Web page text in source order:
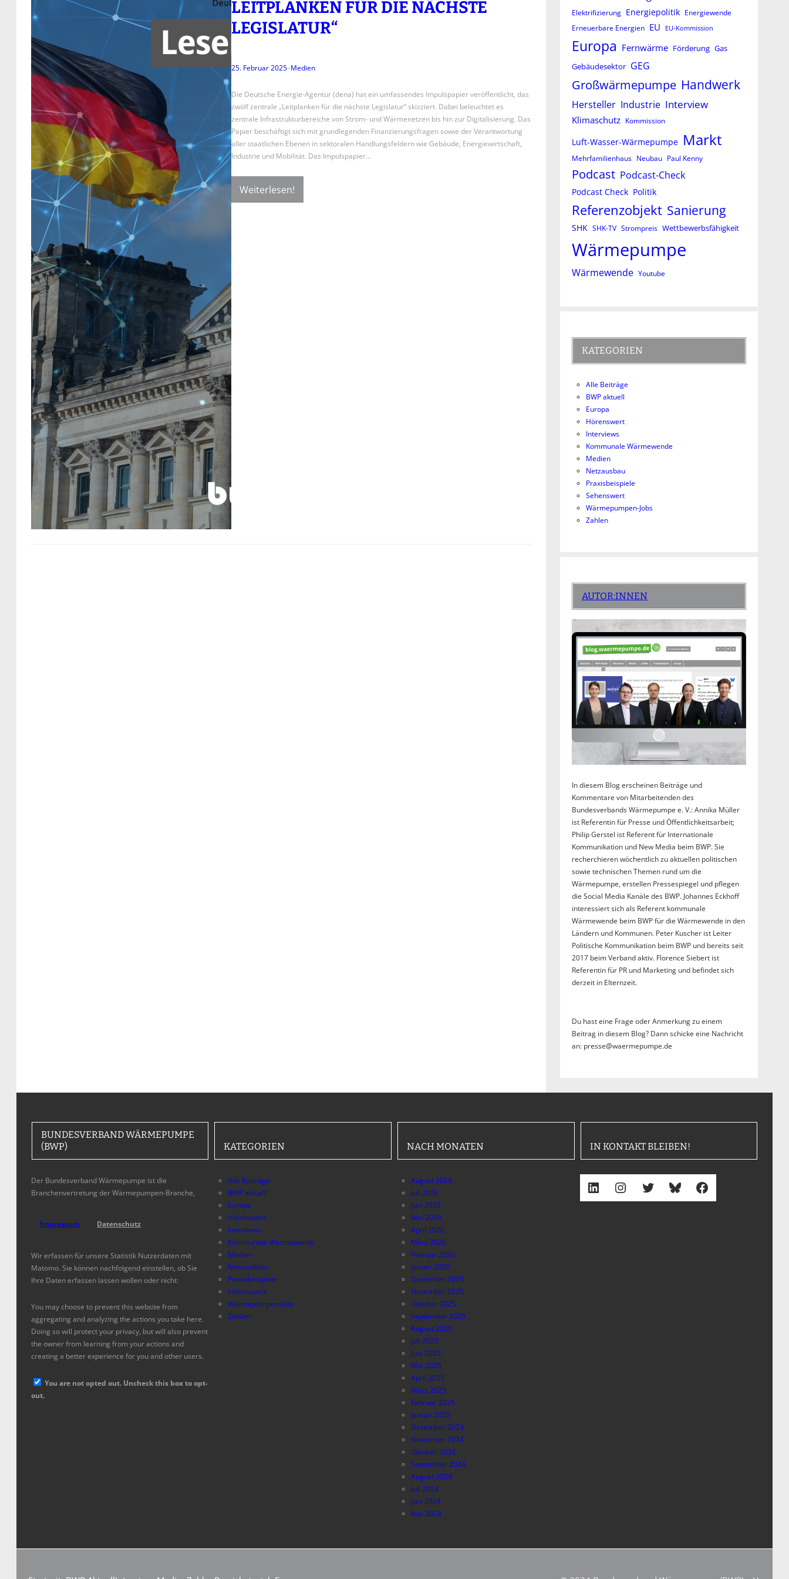
LEITPLANKEN FÜR DIE NÄCHSTE
LEGISLATUR“
25. Februar 2025–Medien
Die Deutsche Energie-Agentur (dena) hat ein umfassendes Impulspapier veröffentlicht, das
zwölf zentrale „Leitplanken für die nächste Legislatur“ skizziert. Dabei beleuchtet es
zentrale Infrastrukturbereiche von Strom- und Wärmenetzen bis hin zur Digitalisierung. Das
Papier beschäftigt sich mit grundlegenden Finanzierungsfragen sowie der Verantwortung
aller staatlichen Ebenen in sektoralen Handlungsfeldern wie Gebäude, Energiewirtschaft,
Industrie und Mobilität. Das Impulspapier…
Weiterlesen!
Elektrifizierung Energiepolitik Energiewende
Erneuerbare Energien EU EU-Kommission
Europa Fernwärme Förderung Gas
Gebäudesektor GEG
Großwärmepumpe Handwerk
Hersteller Industrie Interview
Klimaschutz Kommission
Luft-Wasser-Wärmepumpe Markt
Mehrfamilienhaus Neubau Paul Kenny
Podcast Podcast-Check
Podcast Check Politik
Referenzobjekt Sanierung
SHK SHK-TV Strompreis Wettbewerbsfähigkeit
Wärmepumpe
Wärmewende Youtube
KATEGORIEN
Alle Beiträge
BWP aktuell
Europa
Hörenswert
Interviews
Kommunale Wärmewende
Medien
Netzausbau
Praxisbeispiele
Sehenswert
Wärmepumpen-Jobs
Zahlen
AUTOR:INNEN
In diesem Blog erscheinen Beiträge und
Kommentare von Mitarbeitenden des
Bundesverbands Wärmepumpe e. V.: Annika Müller
ist Referentin für Presse und Öffentlichkeitsarbeit;
Philip Gerstel ist Referent für Internationale
Kommunikation und New Media beim BWP. Sie
recherchieren wöchentlich zu aktuellen politischen
sowie technischen Themen rund um die
Wärmepumpe, erstellen Pressespiegel und pflegen
die Social Media Kanäle des BWP. Johannes Eckhoff
interessiert sich als Referent kommunale
Wärmewende beim BWP für die Wärmewende in den
Ländern und Kommunen. Peter Kuscher ist Leiter
Politische Kommunikation beim BWP und bereits seit
2017 beim Verband aktiv. Florence Siebert ist
Referentin für PR und Marketing und befindet sich
derzeit in Elternzeit.
Du hast eine Frage oder Anmerkung zu einem
Beitrag in diesem Blog? Dann schicke eine Nachricht
an: presse@waermepumpe.de
BUNDESVERBAND WÄRMEPUMPE
(BWP)
Der Bundesverband Wärmepumpe ist die
Branchenvertretung der Wärmepumpen-Branche,
Impressum Datenschutz
Wir erfassen für unsere Statistik Nutzerdaten mit
Matomo. Sie können nachfolgend einstellen, ob Sie
Ihre Daten erfassen lassen wollen oder nicht:
You may choose to prevent this website from
aggregating and analyzing the actions you take here.
Doing so will protect your privacy, but will also prevent
the owner from learning from your actions and
creating a better experience for you and other users.
You are not opted out. Uncheck this box to opt-
out.
KATEGORIEN
Alle Beiträge
BWP aktuell
Europa
Hörenswert
Interviews
Kommunale Wärmewende
Medien
Netzausbau
Praxisbeispiele
Sehenswert
Wärmepumpen-Jobs
Zahlen
NACH MONATEN
August 2026
Juli 2026
Juni 2026
Mai 2026
April 2026
März 2026
Februar 2026
Januar 2026
Dezember 2025
November 2025
Oktober 2025
September 2025
August 2025
Juli 2025
Juni 2025
Mai 2025
April 2025
März 2025
Februar 2025
Januar 2025
Dezember 2024
November 2024
Oktober 2024
September 2024
August 2024
Juli 2024
Juni 2024
Mai 2024
IN KONTAKT BLEIBEN!
LinkedIn Instagram Twitter Bluesky Facebook